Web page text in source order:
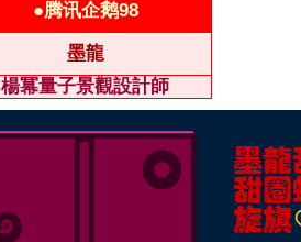
●腾讯企鹅98
墨龍
楊冪量子景觀設計師